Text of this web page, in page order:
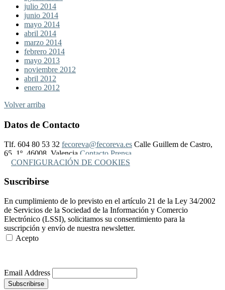
julio 2014
junio 2014
mayo 2014
abril 2014
marzo 2014
febrero 2014
mayo 2013
noviembre 2012
abril 2012
enero 2012
Volver arriba
Datos de Contacto
Tlf. 604 80 53 32 fecoreva@fecoreva.es Calle Guillem de Castro,
65, 1º, 46008, Valencia Contacto Prensa
CONFIGURACIÓN DE COOKIES
Suscribirse
En cumplimiento de lo previsto en el artículo 21 de la Ley 34/2002
de Servicios de la Sociedad de la Información y Comercio
Electrónico (LSSI), solicitamos su consentimiento para la
suscripción y envío de nuestra newsletter.
Acepto
Email Address